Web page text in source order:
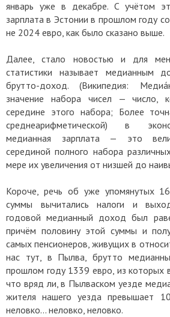
январь уже в декабре. С учётом
зарплата в Эстонии в прошлом году
не 2024 евро, как было сказано выше.
Далее, стало новостью и для
статистики называет медианным
брутто-доход. (Википедия:
значение набора чисел — число,
середине этого набора; Более
среднеарифметической) в
медианная зарплата — это
серединой полного набора
мере их увеличения от низшей до
Короче, речь об уже упомянутых
суммы вычитались налоги и
годовой медианный доход был
причём половину этой суммы и
самых пенсионеров, живущих в
нас тут, в Пылва, брутто
прошлом году 1339 евро, из которых
что вряд ли, в Пылваском уезде
жителя нашего уезда превышает
неловко... неловко, неловко.